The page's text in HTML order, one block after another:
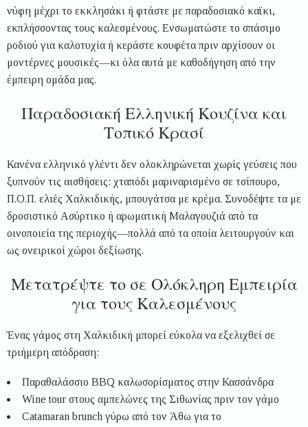
νύφη μέχρι το εκκλησάκι ή φτάστε με παραδοσιακό καϊκι,
εκπλήσσοντας τους καλεσμένους. Ενσωματώστε το σπάσιμο
ροδιού για καλοτυχία ή κεράστε κουφέτα πριν αρχίσουν οι
μοντέρνες μουσικές—κι όλα αυτά με καθοδήγηση από την
έμπειρη ομάδα μας.
Παραδοσιακή Ελληνική Κουζίνα και
Τοπικό Κρασί
Κανένα ελληνικό γλέντι δεν ολοκληρώνεται χωρίς γεύσεις που
ξυπνούν τις αισθήσεις: χταπόδι μαριναρισμένο σε τσίπουρο,
Π.Ο.Π. ελιές Χαλκιδικής, μπουγάτσα με κρέμα. Συνοδέψτε τα με
δροσιστικό Ασύρτικο ή αρωματική Μαλαγουζιά από τα
οινοποιεία της περιοχής—πολλά από τα οποία λειτουργούν και
ως ονειρικοί χώροι δεξίωσης.
Μετατρέψτε το σε Ολόκληρη Εμπειρία
για τους Καλεσμένους
Ένας γάμος στη Χαλκιδική μπορεί εύκολα να εξελιχθεί σε
τριήμερη απόδραση:
Παραθαλάσσιο BBQ καλωσορίσματος στην Κασσάνδρα
Wine tour στους αμπελώνες της Σιθωνίας πριν τον γάμο
Catamaran brunch γύρω από τον Άθω για το